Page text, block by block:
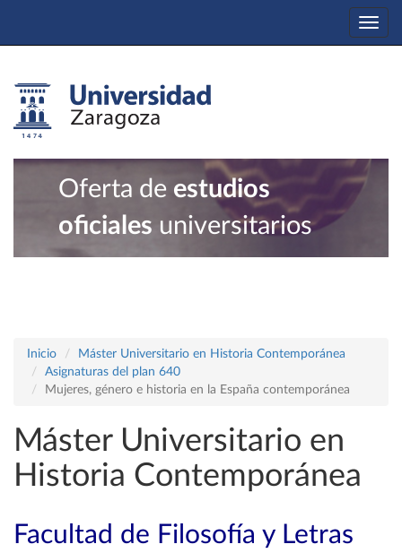
Oferta de estudios
oficiales universitarios
Inicio
Máster Universitario en Historia Contemporánea
Asignaturas del plan 640
Mujeres, género e historia en la España contemporánea
Máster Universitario en
Historia Contemporánea
Facultad de Filosofía y Letras